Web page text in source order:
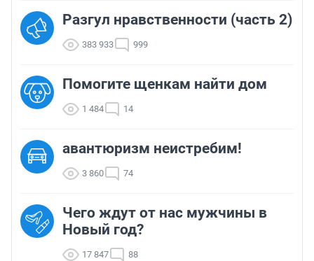
Разгул нравственности (часть 2)
383 933 999
Помогите щенкам найти дом
1 484 14
авантюризм неистребим!
3 860 74
Чего ждут от нас мужчины в
Новый год?
17 847 88